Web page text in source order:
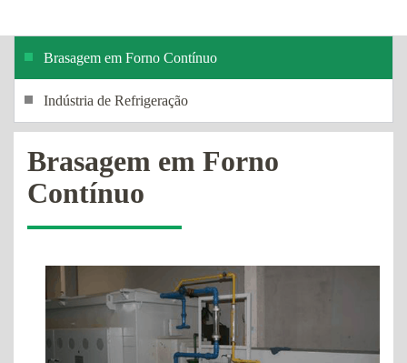
Brasagem em Forno Contínuo
Indústria de Refrigeração
Brasagem em Forno
Contínuo